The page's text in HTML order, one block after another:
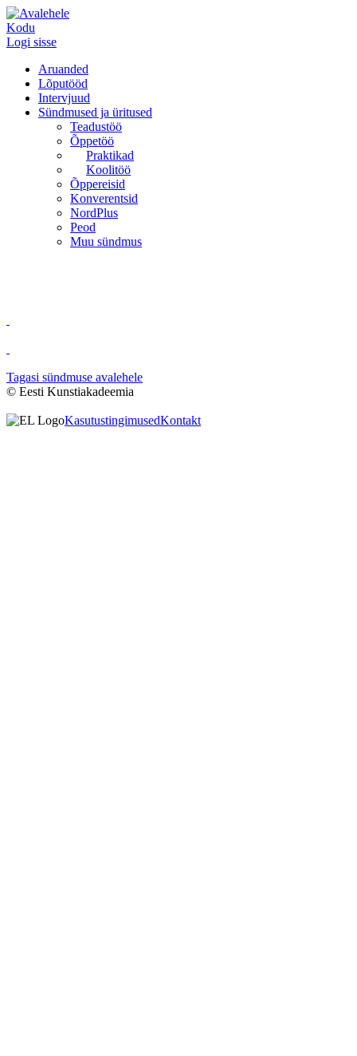
Kodu
Logi sisse
Aruanded
Lõputööd
Intervjuud
Sündmused ja üritused
Teadustöö
Õppetöö
Praktikad
Koolitöö
Õppereisid
Konverentsid
NordPlus
Peod
Muu sündmus
Tagasi sündmuse avalehele
© Eesti Kunstiakadeemia
KasutustingimusedKontakt